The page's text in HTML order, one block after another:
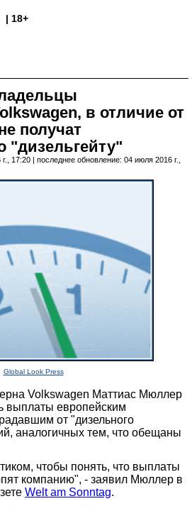
| 18+
в отличие от
получат
"дизельгейту"
17:20 | последнее обновление: 04 июля 2016 г.,
Global Look Press
Volkswagen Маттиас Мюллер
выплаты европейским
от "дизельного
аналогичных тем, что обещаны
чтобы понять, что выплаты
компанию", - заявил Мюллер в
Welt am Sonntag.